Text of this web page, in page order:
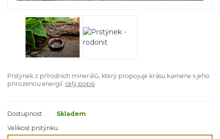
Prstýnek z přírodních minerálů, který propojuje krásu kamene s jeho
přirozenou energií. celý popis
Dostupnost
Skladem
Velikost prstýnku